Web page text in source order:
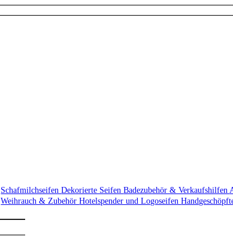
SchafmilchseifenDekorierte SeifenBadezubehör & Verkaufshilfen
Weihrauch & ZubehörHotelspender und Logoseifen